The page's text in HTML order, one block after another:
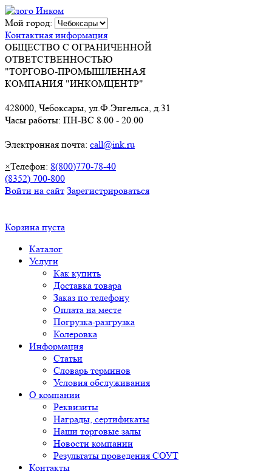
Мой город:
Контактная информация
ОБЩЕСТВО С ОГРАНИЧЕННОЙ
ОТВЕТСТВЕННОСТЬЮ
"ТОРГОВО-ПРОМЫШЛЕННАЯ
КОМПАНИЯ "ИНКОМЦЕНТР"
428000, Чебоксары, ул.Ф.Энгельса, д.31
Часы работы: ПН-ВС 8.00 - 20.00
Электронная почта: call@ink.ru
×Телефон: 8(800)770-78-40
(8352) 700-800
Войти на сайт Зарегистрироваться
Корзина пуста
Каталог
Услуги
Как купить
Доставка товара
Заказ по телефону
Оплата на месте
Погрузка-разгрузка
Колеровка
Информация
Статьи
Словарь терминов
Условия обслуживания
О компании
Реквизиты
Награды, сертификаты
Наши торговые залы
Новости компании
Результаты проведения СОУТ
Контакты